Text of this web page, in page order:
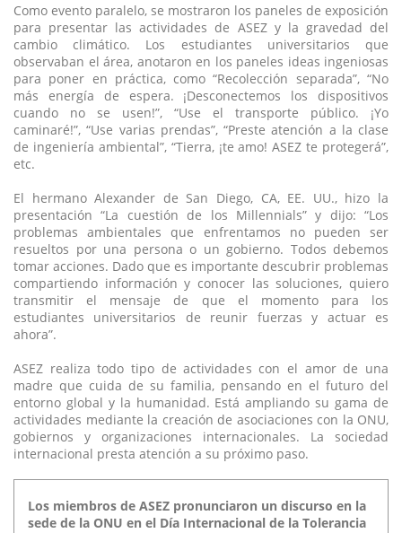
Como evento paralelo, se mostraron los paneles de exposición
para presentar las actividades de ASEZ y la gravedad del
cambio climático. Los estudiantes universitarios que
observaban el área, anotaron en los paneles ideas ingeniosas
para poner en práctica, como “Recolección separada”, “No
más energía de espera. ¡Desconectemos los dispositivos
cuando no se usen!”, “Use el transporte público. ¡Yo
caminaré!”, “Use varias prendas”, “Preste atención a la clase
de ingeniería ambiental”, “Tierra, ¡te amo! ASEZ te protegerá”,
etc.
El hermano Alexander de San Diego, CA, EE. UU., hizo la
presentación “La cuestión de los Millennials” y dijo: “Los
problemas ambientales que enfrentamos no pueden ser
resueltos por una persona o un gobierno. Todos debemos
tomar acciones. Dado que es importante descubrir problemas
compartiendo información y conocer las soluciones, quiero
transmitir el mensaje de que el momento para los
estudiantes universitarios de reunir fuerzas y actuar es
ahora”.
ASEZ realiza todo tipo de actividades con el amor de una
madre que cuida de su familia, pensando en el futuro del
entorno global y la humanidad. Está ampliando su gama de
actividades mediante la creación de asociaciones con la ONU,
gobiernos y organizaciones internacionales. La sociedad
internacional presta atención a su próximo paso.
Los miembros de ASEZ pronunciaron un discurso en la
sede de la ONU en el Día Internacional de la Tolerancia